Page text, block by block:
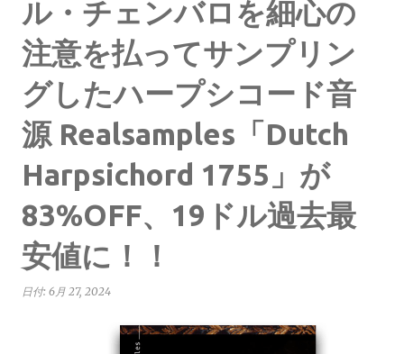
ル・チェンバロを細心の
注意を払ってサンプリン
グしたハープシコード音
源 Realsamples「Dutch
Harpsichord 1755」が
83%OFF、19ドル過去最
安値に！！
日付: 6月 27, 2024